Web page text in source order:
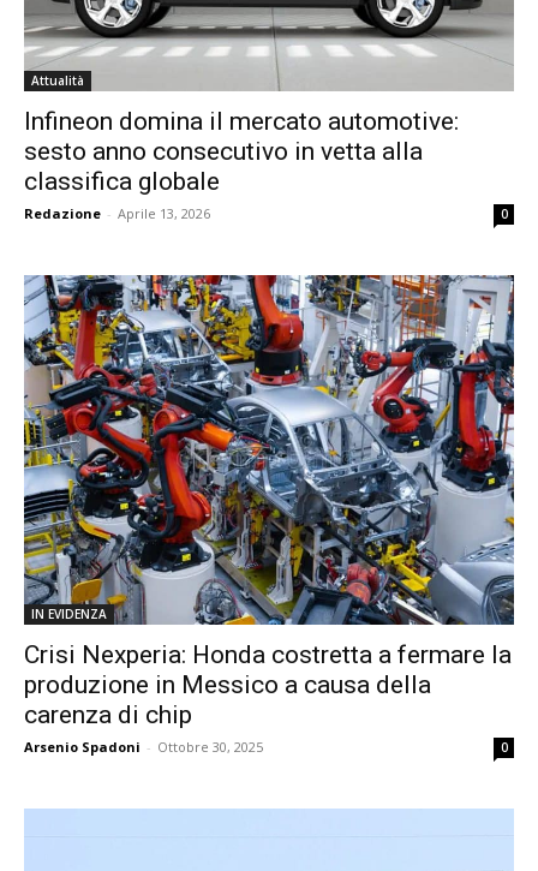
Attualità
Infineon domina il mercato automotive:
sesto anno consecutivo in vetta alla
classifica globale
Redazione - Aprile 13, 2026 0
IN EVIDENZA
Crisi Nexperia: Honda costretta a fermare la
produzione in Messico a causa della
carenza di chip
Arsenio Spadoni - Ottobre 30, 2025 0